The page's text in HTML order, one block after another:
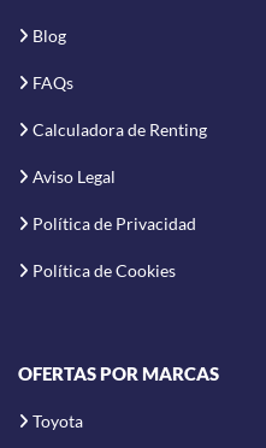
Blog
FAQs
Calculadora de Renting
Aviso Legal
Política de Privacidad
Política de Cookies
OFERTAS POR MARCAS
Toyota